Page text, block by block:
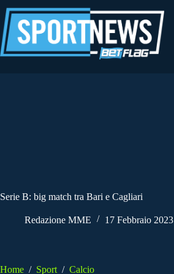
al
contenuto
Serie B: big match tra Bari e Cagliari
Redazione MME 17 Febbraio 2023
Home / Sport / Calcio